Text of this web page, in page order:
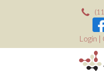
Login |